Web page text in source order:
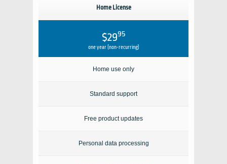
Home License
$2995
one year (non-recurring)
Home use only
Standard support
Free product updates
Personal data processing